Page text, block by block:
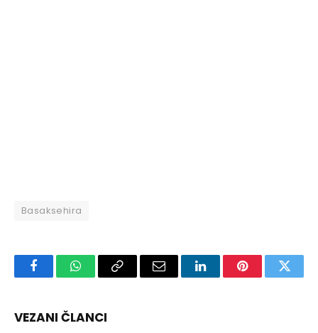
Basaksehira
FacebookWhatsAppCopy
Email LinkedInPinterest
VEZANI ČLANCI